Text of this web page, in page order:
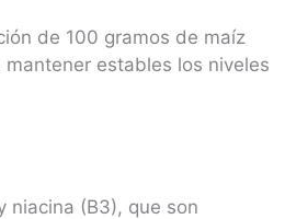
de 100 gramos de maíz
estables los niveles
niacina (B3), que son